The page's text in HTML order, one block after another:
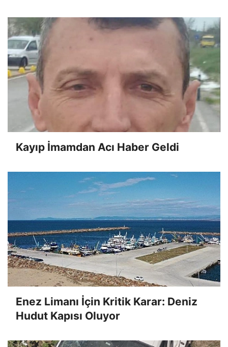
Kayıp İmamdan Acı Haber Geldi
Enez Limanı İçin Kritik Karar: Deniz
Hudut Kapısı Oluyor